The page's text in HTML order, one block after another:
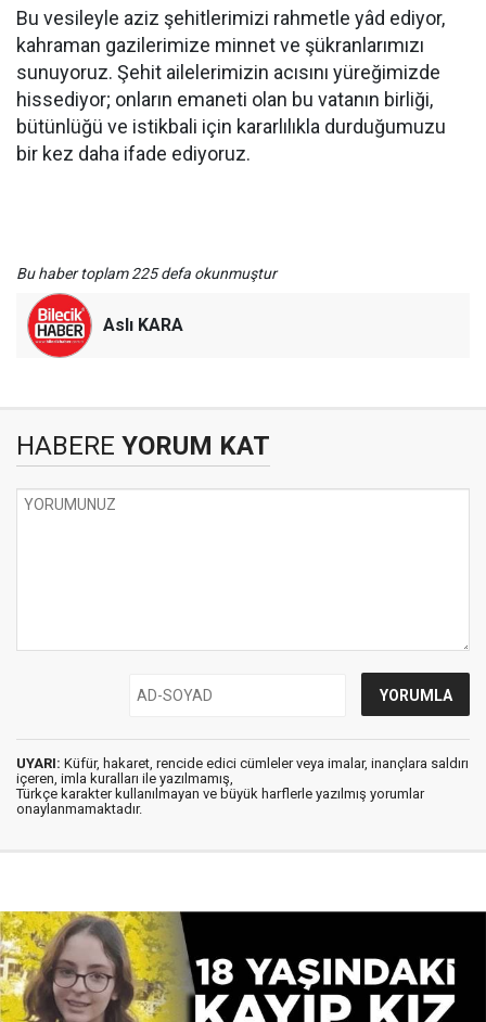
Bu vesileyle aziz şehitlerimizi rahmetle yâd ediyor,
kahraman gazilerimize minnet ve şükranlarımızı
sunuyoruz. Şehit ailelerimizin acısını yüreğimizde
hissediyor; onların emaneti olan bu vatanın birliği,
bütünlüğü ve istikbali için kararlılıkla durduğumuzu
bir kez daha ifade ediyoruz.
Bu haber toplam 225 defa okunmuştur
Aslı KARA
HABERE YORUM KAT
UYARI: Küfür, hakaret, rencide edici cümleler veya imalar, inançlara saldırı
içeren, imla kuralları ile yazılmamış,
Türkçe karakter kullanılmayan ve büyük harflerle yazılmış yorumlar
onaylanmamaktadır.